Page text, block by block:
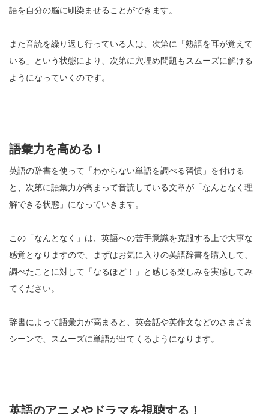
語を自分の脳に馴染ませることができます。
また音読を繰り返し行っている人は、次第に「熟語を耳が覚えて
いる」という状態により、次第に穴埋め問題もスムーズに解ける
ようになっていくのです。
語彙力を高める！
英語の辞書を使って「わからない単語を調べる習慣」を付ける
と、次第に語彙力が高まって音読している文章が「なんとなく理
解できる状態」になっていきます。
この「なんとなく」は、英語への苦手意識を克服する上で大事な
感覚となりますので、まずはお気に入りの英語辞書を購入して、
調べたことに対して「なるほど！」と感じる楽しみを実感してみ
てください。
辞書によって語彙力が高まると、英会話や英作文などのさまざま
シーンで、スムーズに単語が出てくるようになります。
英語のアニメやドラマを視聴する！